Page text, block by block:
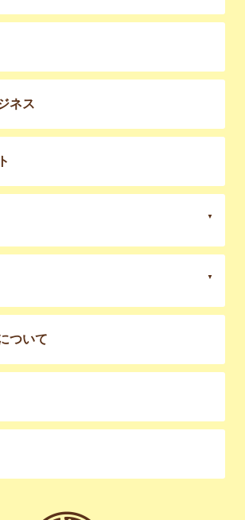
ネス
ついて